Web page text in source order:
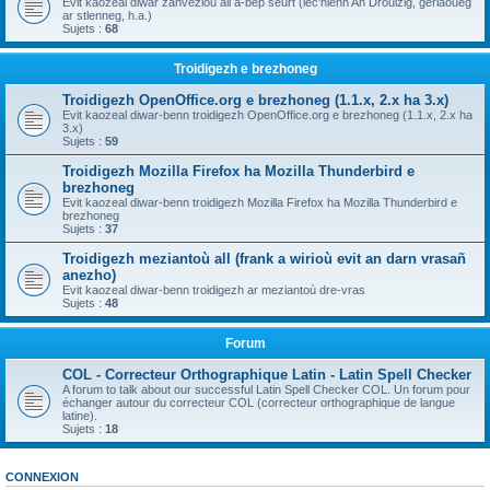
ar stlenneg, h.a.)
Sujets : 68
Troidigezh e brezhoneg
Troidigezh OpenOffice.org e brezhoneg (1.1.x, 2.x ha 3.x)
Evit kaozeal diwar-benn troidigezh OpenOffice.org e brezhoneg (1.1.x, 2.x ha
3.x)
Sujets : 59
Troidigezh Mozilla Firefox ha Mozilla Thunderbird e
brezhoneg
Evit kaozeal diwar-benn troidigezh Mozilla Firefox ha Mozilla Thunderbird e
brezhoneg
Sujets : 37
Troidigezh meziantoù all (frank a wirioù evit an darn vrasañ
anezho)
Evit kaozeal diwar-benn troidigezh ar meziantoù dre-vras
Sujets : 48
Forum
COL - Correcteur Orthographique Latin - Latin Spell Checker
A forum to talk about our successful Latin Spell Checker COL. Un forum pour
échanger autour du correcteur COL (correcteur orthographique de langue
latine).
Sujets : 18
CONNEXION